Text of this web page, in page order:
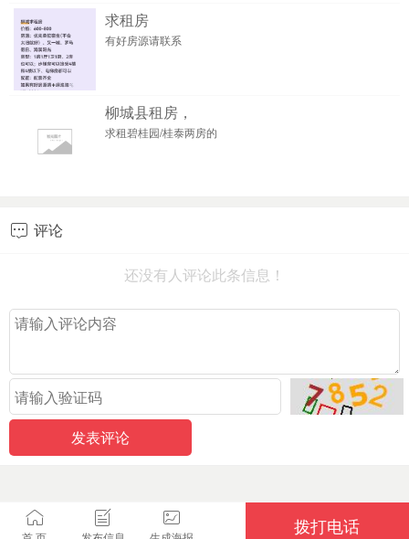
求租房
有好房源请联系
柳城县租房，
求租碧桂园/桂泰两房的
 评论
还没有人评论此条信息！
拨打电话